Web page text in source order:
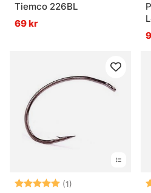
Tiemco 226BL
69 kr
Betyg: (1)
5.0 utav 5 stjärnor